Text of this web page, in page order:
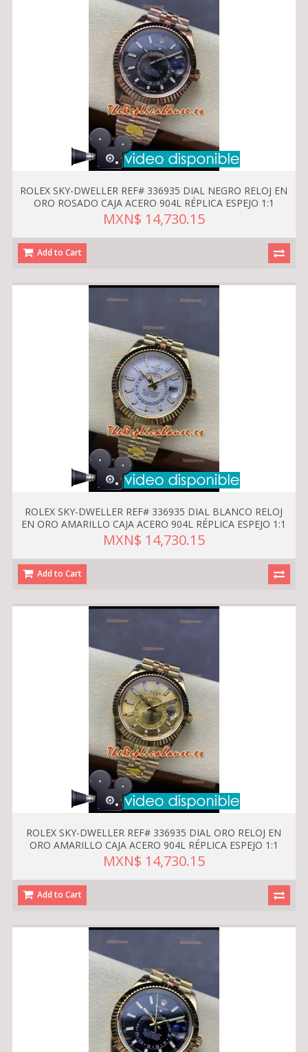
ROLEX SKY-DWELLER REF# 336935 DIAL NEGRO RELOJ EN
ORO ROSADO CAJA ACERO 904L RÉPLICA ESPEJO 1:1
MXN$ 14,730.15
Add to Cart
ROLEX SKY-DWELLER REF# 336935 DIAL BLANCO RELOJ
EN ORO AMARILLO CAJA ACERO 904L RÉPLICA ESPEJO 1:1
MXN$ 14,730.15
Add to Cart
ROLEX SKY-DWELLER REF# 336935 DIAL ORO RELOJ EN
ORO AMARILLO CAJA ACERO 904L RÉPLICA ESPEJO 1:1
MXN$ 14,730.15
Add to Cart